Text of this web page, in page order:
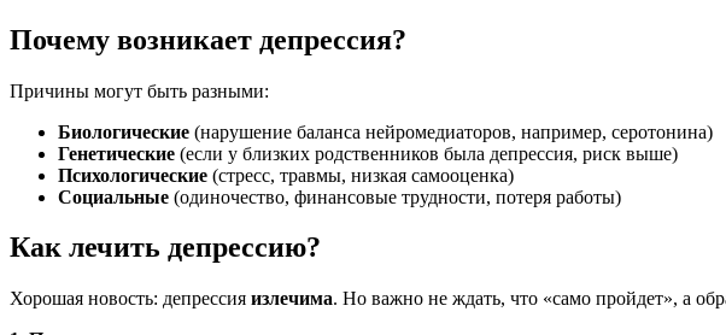
Почему возникает депрессия?
Причины могут быть разными:
Биологические (нарушение баланса нейромедиаторов, например, серотонина)
Генетические (если у близких родственников была депрессия, риск выше)
Психологические (стресс, травмы, низкая самооценка)
Социальные (одиночество, финансовые трудности, потеря работы)
Как лечить депрессию?
Хорошая новость: депрессия излечима. Но важно не ждать, что «само пройдет», а